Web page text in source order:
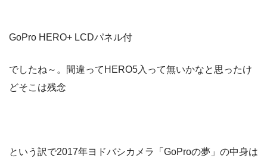
GoPro HERO+ LCDパネル付
でしたね～。間違ってHERO5入って無いかなと思ったけ
どそこは残念
という訳で2017年ヨドバシカメラ「GoProの夢」の中身は